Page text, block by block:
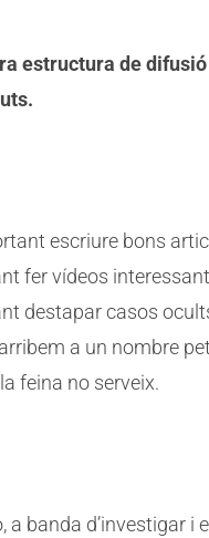
estructura de
escriure bons
fer vídeos
destapar casos
a un nombre
feina no serveix.
a banda d’investigar i